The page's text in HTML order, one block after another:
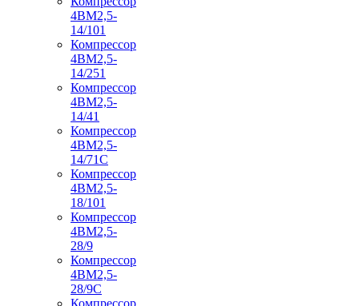
4ВМ2,5-
14/101
Компрессор
4ВМ2,5-
14/251
Компрессор
4ВМ2,5-
14/41
Компрессор
4ВМ2,5-
14/71C
Компрессор
4ВМ2,5-
18/101
Компрессор
4ВМ2,5-
28/9
Компрессор
4ВМ2,5-
28/9С
Компрессор